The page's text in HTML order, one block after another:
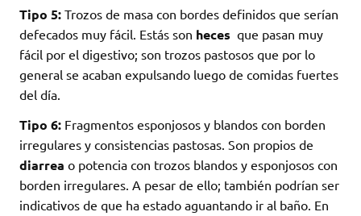
Tipo 5: Trozos de masa con bordes definidos que serían
defecados muy fácil. Estás son heces que pasan muy
fácil por el digestivo; son trozos pastosos que por lo
general se acaban expulsando luego de comidas fuertes
del día.
Tipo 6: Fragmentos esponjosos y blandos con borden
irregulares y consistencias pastosas. Son propios de
diarrea o potencia con trozos blandos y esponjosos con
borden irregulares. A pesar de ello; también podrían ser
indicativos de que ha estado aguantando ir al baño. En